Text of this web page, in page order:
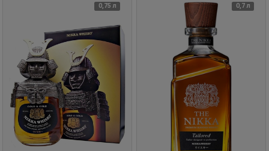
0,75 л 0,7 л